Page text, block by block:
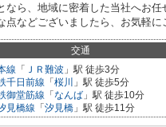
なら、地域に密着した当社へお
点などございましたら、お気軽に
交通
線 「 ＪＲ難波 」駅 徒歩3分
千日前線 「 桜川
」駅 徒歩5分
御堂筋線 「 なんば 」駅 徒歩10分
見橋線 「 汐見橋 」駅 徒歩11分